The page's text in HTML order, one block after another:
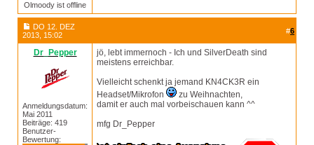
Olmoody ist offline
DO 12. DEZ
2013, 15:02
#6
Dr_Pepper
Anmeldungsdatum:
Mai 2011
Beiträge: 419
Benutzer-
Bewertung:
jö, lebt immernoch - Ich und SilverDeath sind
meistens erreichbar.
Vielleicht schenkt ja jemand KN4CK3R ein
Headset/Mikrofon
zu Weihnachten,
damit er auch mal vorbeischauen kann ^^
mfg Dr_Pepper